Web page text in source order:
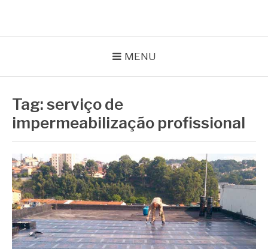
MENU
Tag:serviço de
impermeabilização profissional